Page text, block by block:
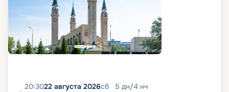
20:3022 августа 2026сб 5 дн/4 нч